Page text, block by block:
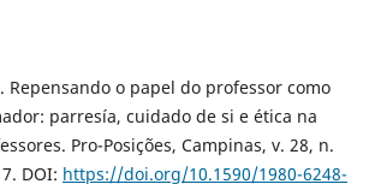
Repensando o papel do professor como
parresía, cuidado de si e ética na
Pro-Posições, Campinas, v. 28, n.
DOI: https://doi.org/10.1590/1980-6248-